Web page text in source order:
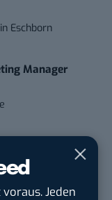
Jeden
in Eschborn
Manager